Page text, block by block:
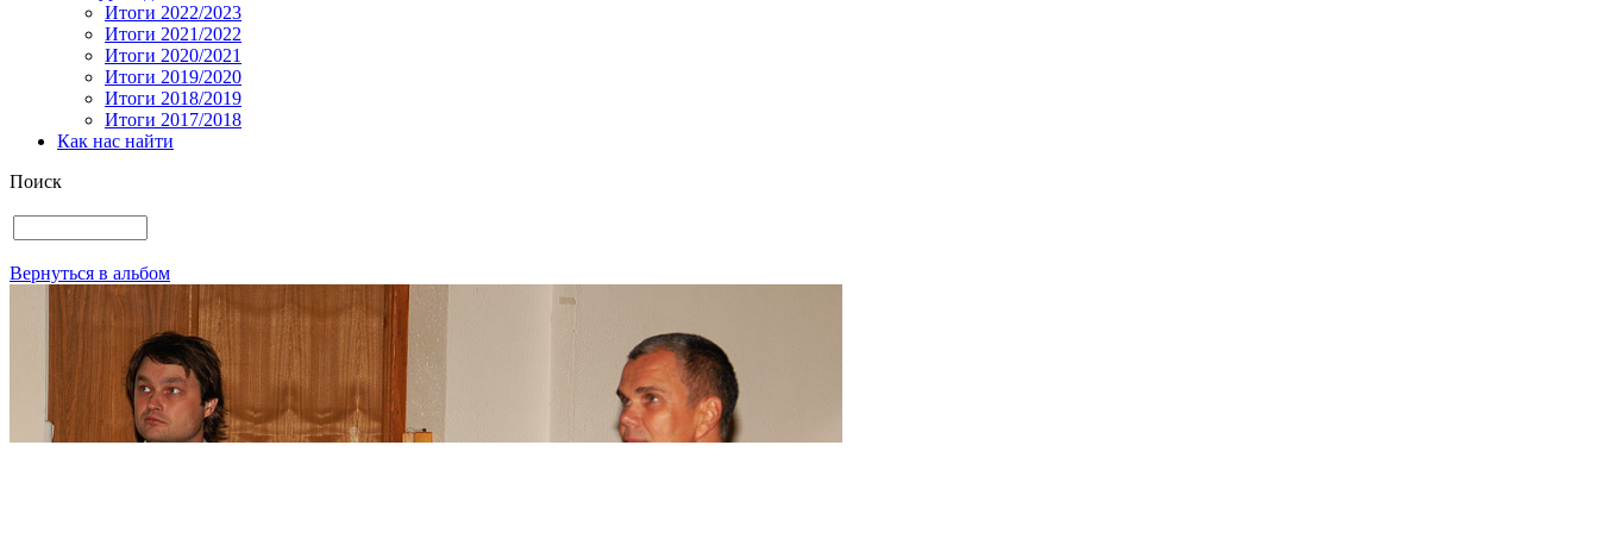
Итоги 2022/2023
Итоги 2021/2022
Итоги 2020/2021
Итоги 2019/2020
Итоги 2018/2019
Итоги 2017/2018
Как нас найти
Поиск
Вернуться в альбом